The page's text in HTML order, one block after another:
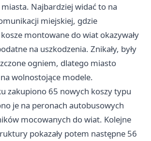
Najbardziej widać to na
miejskiej, gdzie
montowane do wiat okazywały
na uszkodzenia. Znikały, były
ogniem, dlatego miasto
na wolnostojące modele.
zakupiono 65 nowych koszy typu
je na peronach autobusowych
mocowanych do wiat. Kolejne
pokazały potem następne 56